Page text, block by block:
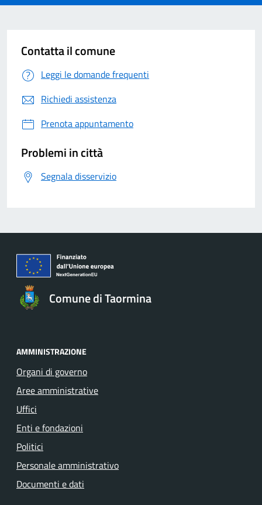
Contatta il comune
Leggi le domande frequenti
Richiedi assistenza
Prenota appuntamento
Problemi in città
Segnala disservizio
Comune di Taormina
AMMINISTRAZIONE
Organi di governo
Aree amministrative
Uffici
Enti e fondazioni
Politici
Personale amministrativo
Documenti e dati